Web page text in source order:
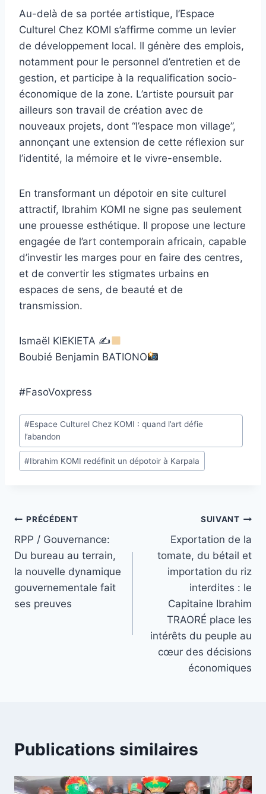
Au-delà de sa portée artistique, l’Espace
Culturel Chez KOMI s’affirme comme un levier
de développement local. Il génère des emplois,
notamment pour le personnel d’entretien et de
gestion, et participe à la requalification socio-
économique de la zone. L’artiste poursuit par
ailleurs son travail de création avec de
nouveaux projets, dont “l’espace mon village”,
annonçant une extension de cette réflexion sur
l’identité, la mémoire et le vivre-ensemble.
En transformant un dépotoir en site culturel
attractif, Ibrahim KOMI ne signe pas seulement
une prouesse esthétique. Il propose une lecture
engagée de l’art contemporain africain, capable
d’investir les marges pour en faire des centres,
et de convertir les stigmates urbains en
espaces de sens, de beauté et de
transmission.
Ismaël KIEKIETA ✍
Boubié Benjamin BATIONO
#FasoVoxpress
Étiquettes
de
la
publication :
#Espace Culturel Chez KOMI : quand l’art défie
l’abandon
#Ibrahim KOMI redéfinit un dépotoir à Karpala
Navigation
de
l’article
PRÉCÉDENT
RPP / Gouvernance:
Du bureau au terrain,
la nouvelle dynamique
gouvernementale fait
ses preuves
SUIVANT
Exportation de la
tomate, du bétail et
importation du riz
interdites : le
Capitaine Ibrahim
TRAORÉ place les
intérêts du peuple au
cœur des décisions
économiques
Publications similaires